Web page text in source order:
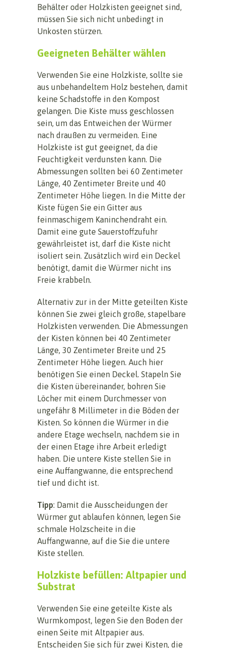
Behälter oder Holzkisten geeignet sind,
müssen Sie sich nicht unbedingt in
Unkosten stürzen.
Geeigneten Behälter wählen
Verwenden Sie eine Holzkiste, sollte sie
aus unbehandeltem Holz bestehen, damit
keine Schadstoffe in den Kompost
gelangen. Die Kiste muss geschlossen
sein, um das Entweichen der Würmer
nach draußen zu vermeiden. Eine
Holzkiste ist gut geeignet, da die
Feuchtigkeit verdunsten kann. Die
Abmessungen sollten bei 60 Zentimeter
Länge, 40 Zentimeter Breite und 40
Zentimeter Höhe liegen. In die Mitte der
Kiste fügen Sie ein Gitter aus
feinmaschigem Kaninchendraht ein.
Damit eine gute Sauerstoffzufuhr
gewährleistet ist, darf die Kiste nicht
isoliert sein. Zusätzlich wird ein Deckel
benötigt, damit die Würmer nicht ins
Freie krabbeln.
Alternativ zur in der Mitte geteilten Kiste
können Sie zwei gleich große, stapelbare
Holzkisten verwenden. Die Abmessungen
der Kisten können bei 40 Zentimeter
Länge, 30 Zentimeter Breite und 25
Zentimeter Höhe liegen. Auch hier
benötigen Sie einen Deckel. Stapeln Sie
die Kisten übereinander, bohren Sie
Löcher mit einem Durchmesser von
ungefähr 8 Millimeter in die Böden der
Kisten. So können die Würmer in die
andere Etage wechseln, nachdem sie in
der einen Etage ihre Arbeit erledigt
haben. Die untere Kiste stellen Sie in
eine Auffangwanne, die entsprechend
tief und dicht ist.
Tipp: Damit die Ausscheidungen der
Würmer gut ablaufen können, legen Sie
schmale Holzscheite in die
Auffangwanne, auf die Sie die untere
Kiste stellen.
Holzkiste befüllen: Altpapier und
Substrat
Verwenden Sie eine geteilte Kiste als
Wurmkompost, legen Sie den Boden der
einen Seite mit Altpapier aus.
Entscheiden Sie sich für zwei Kisten, die